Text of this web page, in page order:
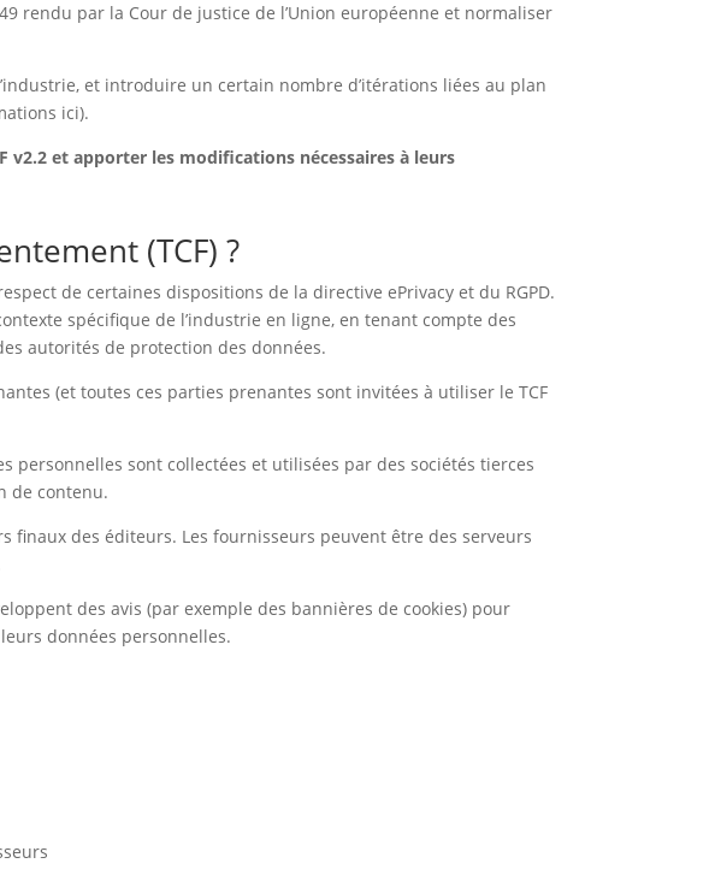
rendu par la Cour de justice de l’Union européenne et normaliser
et introduire un certain nombre d’itérations liées au plan
ici).
v2.2 et apporter les modifications nécessaires à leurs
(TCF) ?
de certaines dispositions de la directive ePrivacy et du RGPD.
spécifique de l’industrie en ligne, en tenant compte des
autorités de protection des données.
(et toutes ces parties prenantes sont invitées à utiliser le TCF
personnelles sont collectées et utilisées par des sociétés tierces
de contenu.
finaux des éditeurs. Les fournisseurs peuvent être des serveurs
des avis (par exemple des bannières de cookies) pour
données personnelles.